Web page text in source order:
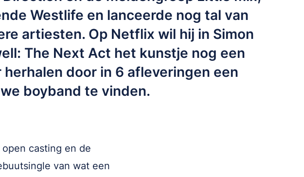
Westlife en lanceerde nog tal van
artiesten. Op Netflix wil hij in Simon
The Next Act het kunstje nog een
herhalen door in 6 afleveringen een
boyband te vinden.
casting en de
van wat een